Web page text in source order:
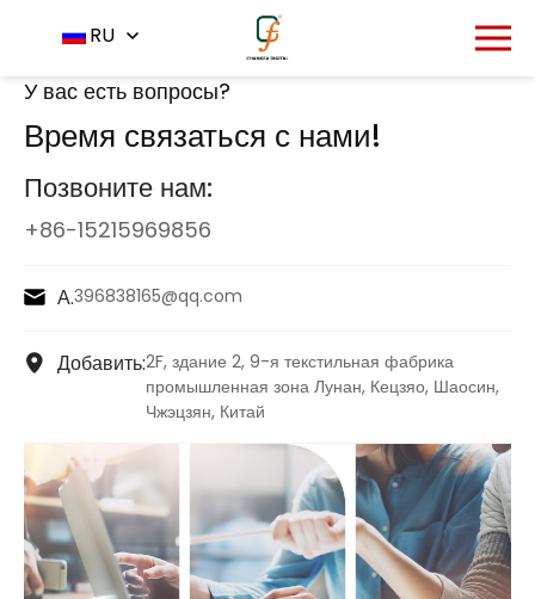
RU
Главная Свяжитесь с нами
У вас есть вопросы?
Время связаться с нами!
Позвоните нам:
+86-15215969856
А.396838165@qq.com
Добавить:2F, здание 2, 9-я текстильная фабрика
промышленная зона Лунан, Кецзяо, Шаосин,
Чжэцзян, Китай